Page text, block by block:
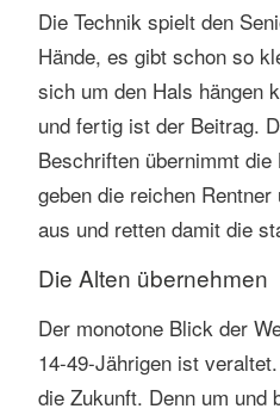
Die Technik spielt den
Hände, es gibt schon so
sich um den Hals hängen
und fertig ist der Beitrag.
Beschriften übernimmt
geben die reichen
aus und retten damit die
Die Alten übernehmen
Der monotone Blick der
14-49-Jährigen ist
die Zukunft. Denn um und